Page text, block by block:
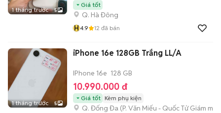
1 tháng trước 5
Giá tốt
Q. Hà Đông
H4.9 12 đã bán
1 tháng trước 5
iPhone 16e 128GB Trắng LL/A
IPhone 16e 128 GB
10.990.000 đ
Giá tốt Kèm phụ kiện
Q. Đống Đa (P. Văn Miếu - Quốc Tử Giám mới)